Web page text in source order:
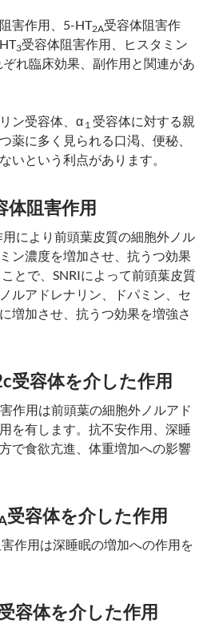
害作用、5-HT2A受容体阻害作
3受容体阻害作用、ヒスタミン
れ臨床効果、副作用と関連があ
ン受容体、α １ 受容体に対する親
薬に多く見られる口渇、便秘、
いという利点があります。
体阻害作用
により前頭葉皮質の細胞外ノル
ン濃度を増加させ、抗うつ効果
とで、SNRIによって前頭葉皮質
ルアドレナリン、ドパミン、セ
増加させ、抗うつ効果を増強さ
受容体を介した作用
作用は前頭葉の細胞外ノルアド
を有します。抗不安作用、深睡
で食欲亢進、体重増加への影響
受容体を介した作用
作用は深睡眠の増加への作用を
容体を介した作用